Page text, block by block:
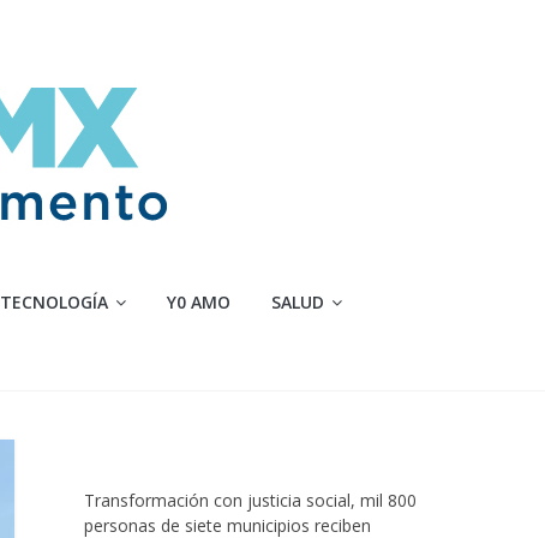
TECNOLOGÍA Y0 AMO SALUD
Transformación con justicia social, mil 800
personas de siete municipios reciben